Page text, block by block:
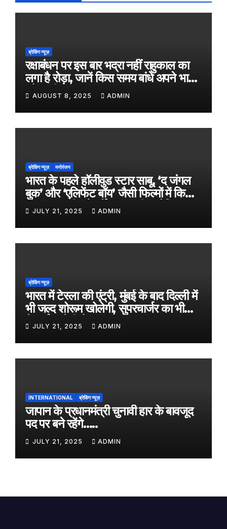
ब्रेकिंग न्यूज़
रक्षाबंधन पर इस बार भद्रा नहीं राहुकाल का
लगा है रोड़ा, जानें किस समय बांधे अपने भाई
को राखी
AUGUST 8, 2025 ADMIN
ब्रेकिंग न्यूज़ मनोरंजन
भारत के पहले हॉलीवुड स्टार साबू, ‘द जंगल
बुक’ और ‘एलिफेंट बॉय’ जैसी फिल्मों में किया
काम, जल्द ही बड़े पर्दे पर आएगी बायोपिक
JULY 21, 2025 ADMIN
ब्रेकिंग न्यूज़
भारत में टेस्ला की एंट्री, मुंबई के बाद दिल्ली में
भी जल्द शोरूम खोलेगी, सुपरचार्जर का भी
नेटवर्क करेगी तैयार
JULY 21, 2025 ADMIN
INTERNATIONAL ब्रेकिंग न्यूज़
जापान के प्रधानमंत्री चुनावी हार के बावजूद
पद पर बने रहेंगे…..
JULY 21, 2025 ADMIN